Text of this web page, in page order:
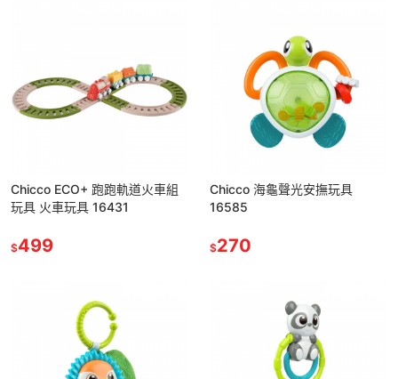
Chicco ECO+ 跑跑軌道火車組
玩具 火車玩具 16431
$499
Chicco 海龜聲光安撫玩具
16585
$270